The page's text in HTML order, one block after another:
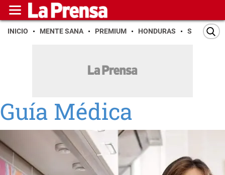
INICIO MENTE SANA PREMIUM HONDURAS SAN PEDRO
Guía Médica